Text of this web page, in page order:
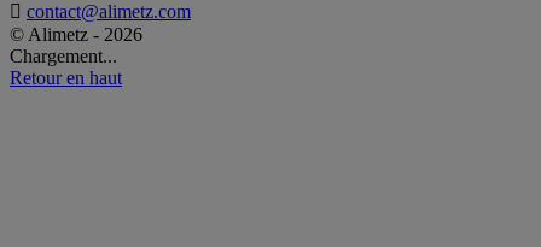
 contact@alimetz.com
© Alimetz - 2026
Chargement...
Retour en haut